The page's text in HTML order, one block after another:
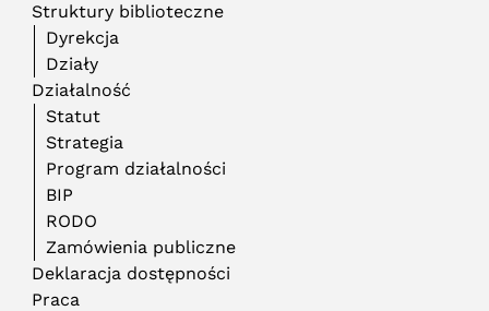
Struktury biblioteczne
Dyrekcja
Działy
Działalność
Statut
Strategia
Program działalności
BIP
RODO
Zamówienia publiczne
Deklaracja dostępności
Praca